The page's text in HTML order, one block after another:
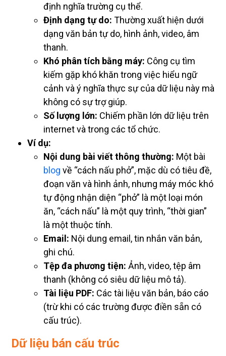
định nghĩa trường cụ thể.
Định dạng tự do: Thường xuất hiện dưới
dạng văn bản tự do, hình ảnh, video, âm
thanh.
Khó phân tích bằng máy: Công cụ tìm
kiếm gặp khó khăn trong việc hiểu ngữ
cảnh và ý nghĩa thực sự của dữ liệu này mà
không có sự trợ giúp.
Số lượng lớn: Chiếm phần lớn dữ liệu trên
internet và trong các tổ chức.
Ví dụ:
Nội dung bài viết thông thường: Một bài
blog về “cách nấu phở”, mặc dù có tiêu đề,
đoạn văn và hình ảnh, nhưng máy móc khó
tự động nhận diện “phở” là một loại món
ăn, “cách nấu” là một quy trình, “thời gian”
là một thuộc tính.
Email: Nội dung email, tin nhắn văn bản,
ghi chú.
Tệp đa phương tiện: Ảnh, video, tệp âm
thanh (không có siêu dữ liệu mô tả).
Tài liệu PDF: Các tài liệu văn bản, báo cáo
(trừ khi có các trường được điền sẵn có
cấu trúc).
Dữ liệu bán cấu trúc